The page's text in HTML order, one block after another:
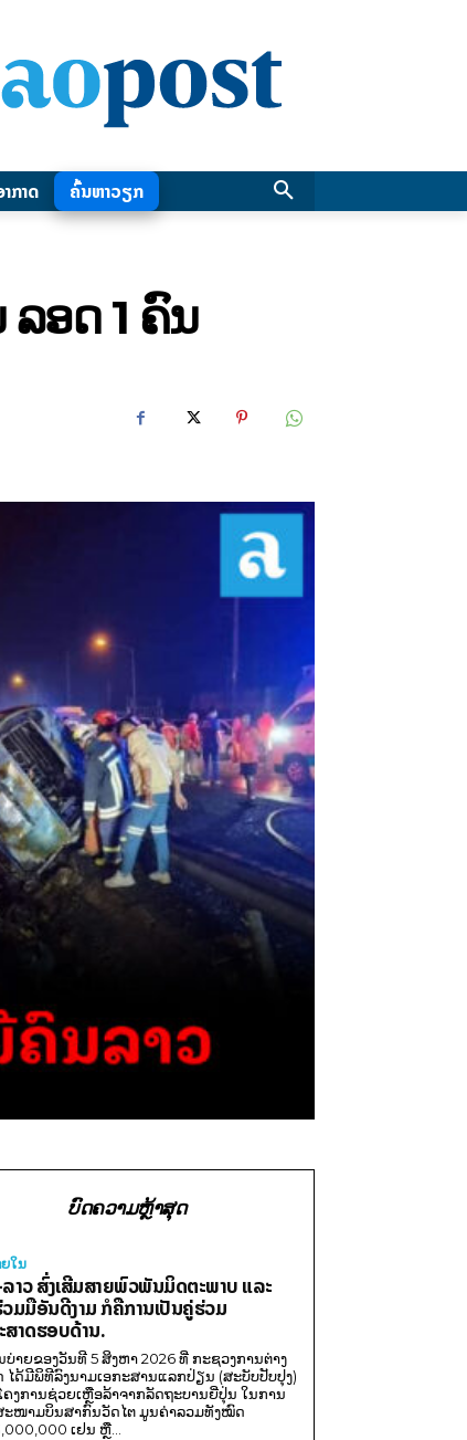
ກາດ ຄົ້ນຫາວຽກ
ລອດ 1 ຄົນ
ບົດຄວາມຫຼ້າສຸດ
ໃນ
າວ ສົ່ງເສີມສາຍພົວພັນມິດຕະພາບ ແລະ
ມມືອັນດີງາມ ກໍຄືການເປັນຄູ່ຮ່ວມ
າດຮອບດ້ານ.
ບ່າຍຂອງວັນທີ 5 ສິງຫາ 2026 ທີ່ ກະຊວງການຕ່າງ
ໄດ້ມີພິທີລົງນາມເອກະສານແລກປ່ຽນ (ສະບັບປັບປຸງ)
ຄງການຊ່ວຍເຫຼືອລ້າຈາກລັດຖະບານຍີ່ປຸ່ນ ໃນການ
ະໜາມບິນສາກົນວັດໄຕ ມູນຄ່າລວມທັງໝົດ
ເຢນ ຫຼື...